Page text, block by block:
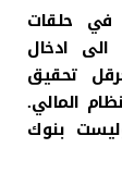
في حلقات
الى ادخال
تحقيق
المالي.
بنوك